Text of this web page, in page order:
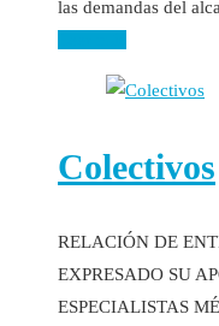
las demandas del
Colectivos
RELACIÓN DE
EXPRESADO SU
ESPECIALISTAS